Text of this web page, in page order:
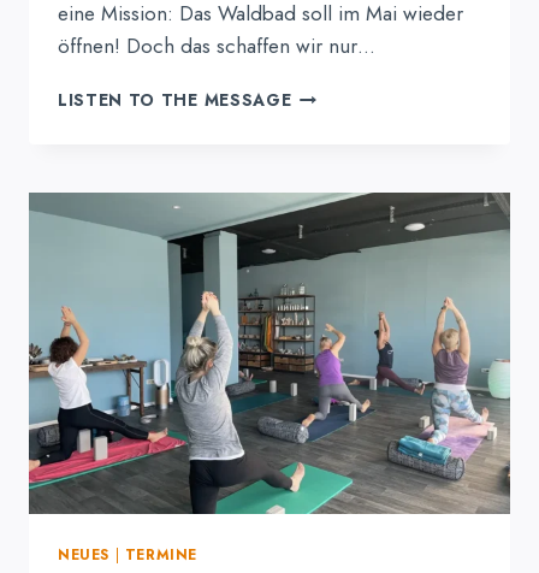
eine Mission: Das Waldbad soll im Mai wieder
öffnen! Doch das schaffen wir nur…
LISTEN TO THE MESSAGECYCLING
TRAININGSPLATZL:
15.
MÄRZ
SPENDENTAG
FÜR
DAS
WALDBAD
NEUES | TERMINE